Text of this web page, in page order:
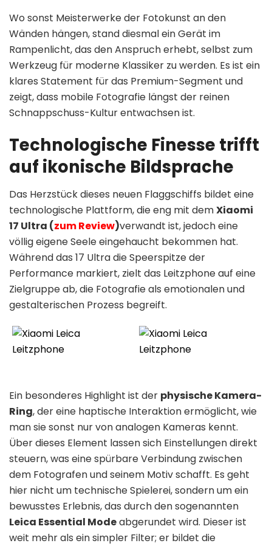
Wo sonst Meisterwerke der Fotokunst an den
Wänden hängen, stand diesmal ein Gerät im
Rampenlicht, das den Anspruch erhebt, selbst zum
Werkzeug für moderne Klassiker zu werden. Es ist ein
klares Statement für das Premium-Segment und
zeigt, dass mobile Fotografie längst der reinen
Schnappschuss-Kultur entwachsen ist.
Technologische Finesse trifft
auf ikonische Bildsprache
Das Herzstück dieses neuen Flaggschiffs bildet eine
technologische Plattform, die eng mit demXiaomi
17 Ultra (zum Review)verwandt ist, jedoch eine
völlig eigene Seele eingehaucht bekommen hat.
Während das 17 Ultra die Speerspitze der
Performance markiert, zielt das Leitzphone auf eine
Zielgruppe ab, die Fotografie als emotionalen und
gestalterischen Prozess begreift.
Ein besonderes Highlight ist der physische Kamera-
Ring, der eine haptische Interaktion ermöglicht, wie
man sie sonst nur von analogen Kameras kennt.
Über dieses Element lassen sich Einstellungen direkt
steuern, was eine spürbare Verbindung zwischen
dem Fotografen und seinem Motiv schafft. Es geht
hier nicht um technische Spielerei, sondern um ein
bewusstes Erlebnis, das durch den sogenannten
Leica Essential Modeabgerundet wird. Dieser ist
weit mehr als ein simpler Filter; er bildet die